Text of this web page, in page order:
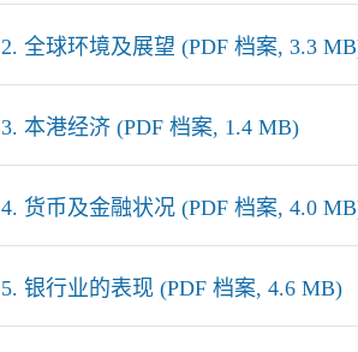
2. 全球环境及展望 (PDF 档案, 3.3
3. 本港经济 (PDF 档案, 1.4 MB)
4. 货币及金融状况 (PDF 档案, 4.0
5. 银行业的表现 (PDF 档案, 4.6 MB)